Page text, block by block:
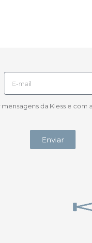
da Kless e com
Enviar